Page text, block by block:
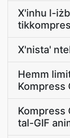
X'inhu l-
X'nista'
Hemm
Kompress
Kompress
tal-GIF